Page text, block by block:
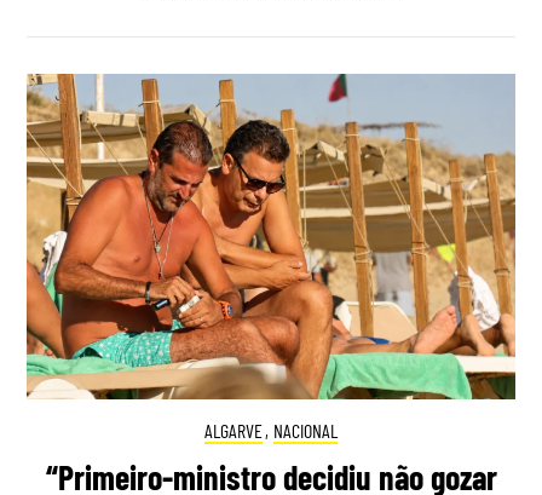
ALGARVE, NACIONAL
“Primeiro-ministro decidiu não gozar